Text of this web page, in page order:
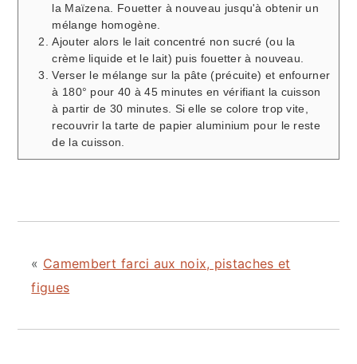
la Maïzena. Fouetter à nouveau jusqu'à obtenir un
mélange homogène.
Ajouter alors le lait concentré non sucré (ou la
crème liquide et le lait) puis fouetter à nouveau.
Verser le mélange sur la pâte (précuite) et enfourner
à 180° pour 40 à 45 minutes en vérifiant la cuisson
à partir de 30 minutes. Si elle se colore trop vite,
recouvrir la tarte de papier aluminium pour le reste
de la cuisson.
« Camembert farci aux noix, pistaches et
figues